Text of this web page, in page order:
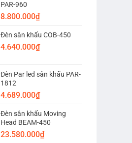
PAR-960
8.800.000₫
Đèn sân khấu COB-450
4.640.000₫
Đèn Par led sân khấu PAR-
1812
4.689.000₫
Đèn sân khấu Moving
Head BEAM-450
23.580.000₫